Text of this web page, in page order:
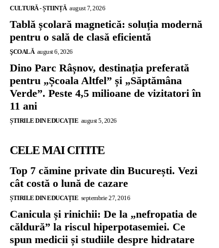
CULTURĂ - ȘTIINȚĂ august 7, 2026
Tablă școlară magnetică: soluția modernă
pentru o sală de clasă eficientă
ŞCOALĂ august 6, 2026
Dino Parc Râșnov, destinația preferată
pentru „Școala Altfel” și „Săptămâna
Verde”. Peste 4,5 milioane de vizitatori în
11 ani
ȘTIRILE DIN EDUCAȚIE august 5, 2026
CELE MAI CITITE
Top 7 cămine private din București. Vezi
cât costă o lună de cazare
ȘTIRILE DIN EDUCAȚIE septembrie 27, 2016
Canicula și rinichii: De la „nefropatia de
căldură” la riscul hiperpotasemiei. Ce
spun medicii și studiile despre hidratare